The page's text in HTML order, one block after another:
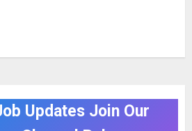
Updates Join Our